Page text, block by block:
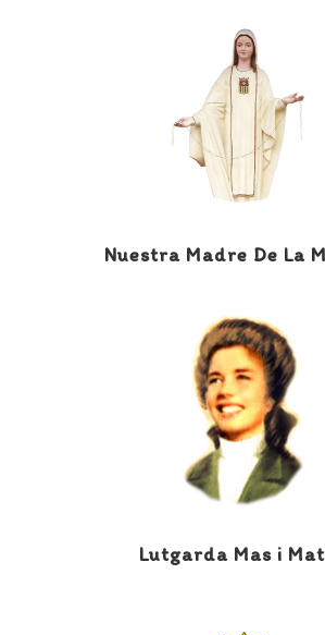
Nuestra Madre De La
Lutgarda Mas i